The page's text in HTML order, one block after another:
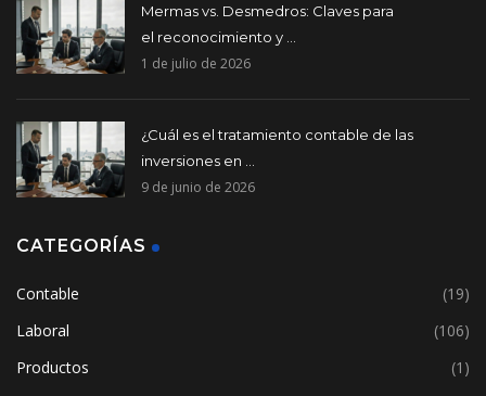
Mermas vs. Desmedros: Claves para
el reconocimiento y ...
1 de julio de 2026
¿Cuál es el tratamiento contable de las
inversiones en ...
9 de junio de 2026
CATEGORÍAS
Contable
(19)
Laboral
(106)
Productos
(1)